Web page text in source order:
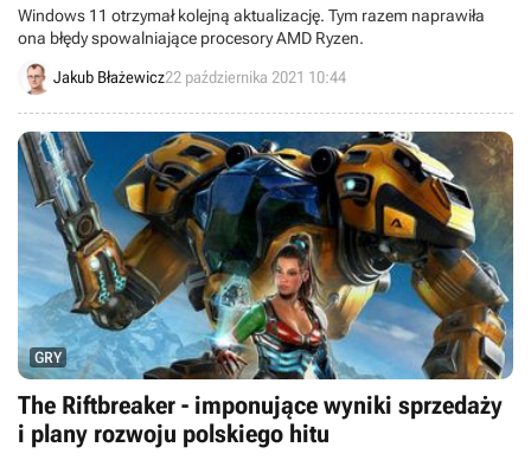
Windows 11 otrzymał kolejną aktualizację. Tym razem naprawiła
ona błędy spowalniające procesory AMD Ryzen.
Jakub Błażewicz22 października 2021 10:44
GRY
The Riftbreaker - imponujące wyniki sprzedaży
i plany rozwoju polskiego hitu